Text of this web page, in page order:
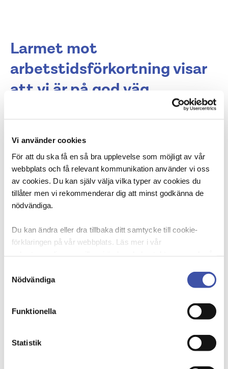
Vi använder cookies
För att du ska få en så bra upplevelse som möjligt av vår
webbplats och få relevant kommunikation använder vi oss
av cookies. Du kan själv välja vilka typer av cookies du
tillåter men vi rekommenderar dig att minst godkänna de
nödvändiga.
Du kan ändra eller dra tillbaka ditt samtycke till cookie-
förklaringen på vår webbplats. Läs mer i vår
samtyckes-ID och datum för när du kontaktade oss
samtycke direkt genom att klicka på knappnålen nere till
vänster på sidan.
Nödvändiga
Funktionella
Statistik
Larmet mot
arbetstidsförkortning visar
att vi är på god väg
Varför verkar arbetsgivarsidan plötsligt så oroade
att frågan tagit fart ordentligt, både i den politiska
debatten och i avtalsrörelsen. Anna Troberg skriver
om en reform som är lika efterlängtad som den är
nödvändig – och att DIK inte kommer ge sig förrän
den gäller alla.